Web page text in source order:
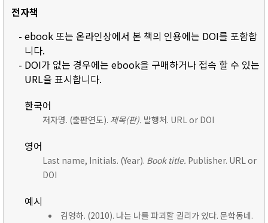
전자책
- ebook 또는 온라인상에서 본 책의 인용에는 DOI를 포함합
니다.
- DOI가 없는 경우에는 ebook을 구매하거나 접속 할 수 있는
URL을 표시합니다.
한국어
저자명. (출판연도). 제목(판). 발행처. URL or DOI
영어
Last name, Initials. (Year). Book title. Publisher. URL or
DOI
예시
김영하. (2010). 나는 나를 파괴할 권리가 있다. 문학동네.